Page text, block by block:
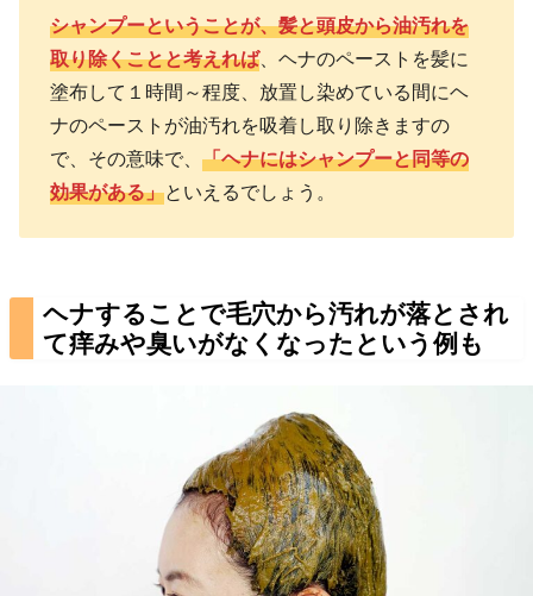
シャンプーということが、髪と頭皮から油汚れを
取り除くことと考えれば、ヘナのペーストを髪に
塗布して１時間～程度、放置し染めている間にヘ
ナのペーストが油汚れを吸着し取り除きますの
で、その意味で、「ヘナにはシャンプーと同等の
効果がある」といえるでしょう。
ヘナすることで毛穴から汚れが落とされ
て痒みや臭いがなくなったという例も